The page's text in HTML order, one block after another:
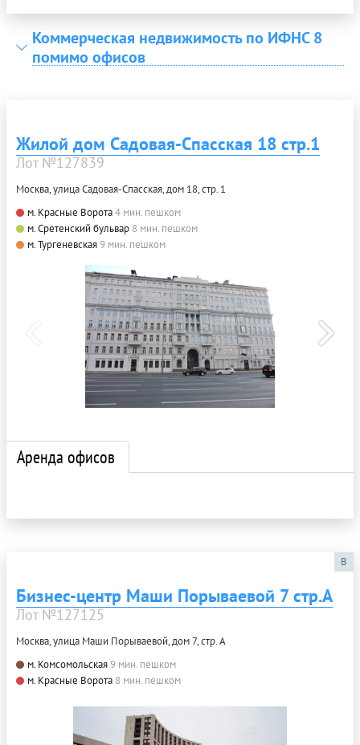
Коммерческая недвижимость по ИФНС 8
помимо офисов
Жилой дом Садовая-Спасская 18 стр.1
Лот №127839
Москва, улица Садовая-Спасская, дом 18, стр. 1
м. Красные Ворота4 мин. пешком
м. Сретенский бульвар 8 мин. пешком
м. Тургеневская9 мин. пешком
Аренда офисов
B
Бизнес-центр Маши Порываевой 7 стр.А
Лот №127125
Москва, улица Маши Порываевой, дом 7, стр. А
м. Комсомольская9 мин. пешком
м. Красные Ворота 8 мин. пешком